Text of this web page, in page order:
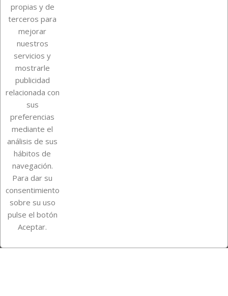
Su cuenta
Información de la tienda
InstagramTikTok
propias y de
terceros para
mejorar
nuestros
servicios y
mostrarle
publicidad
relacionada con
sus
preferencias
mediante el
análisis de sus
hábitos de
navegación.
Para dar su
consentimiento
sobre su uso
pulse el botón
Aceptar.